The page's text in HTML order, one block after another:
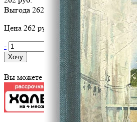
Выгода 262 руб.
Цена 262 руб. за 1 шт
-
+
Хочу
Вы можете оплатить эту книгу картой